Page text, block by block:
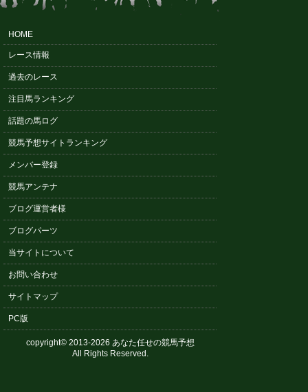
HOME
レース情報
過去のレース
注目馬ランキング
話題の馬ログ
競馬予想サイトランキング
メンバー登録
競馬アンテナ
ブログ運営者様
ブログパーツ
当サイトについて
お問い合わせ
サイトマップ
PC版
copyright© 2013-2026 あなた任せの競馬予想
All Rights Reserved.